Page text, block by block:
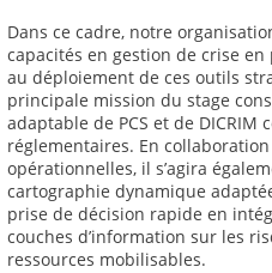
Dans ce cadre, notre
capacités en gestion de crise
au déploiement de ces outils
principale mission du stage
adaptable de PCS et de DICRIM
réglementaires. En
opérationnelles, il s’agira
cartographie dynamique
prise de décision rapide en
couches d’information sur les
ressources mobilisables.